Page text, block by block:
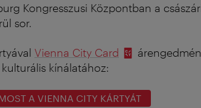
Kongresszusi Központban a
sor.
Vienna City Card
kínálatához:
A VIENNA CITY KÁRTYÁT